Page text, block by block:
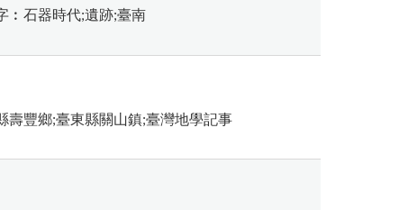
︰石器時代;遺跡;臺南
壽豐鄉;臺東縣關山鎮;臺灣地學記事